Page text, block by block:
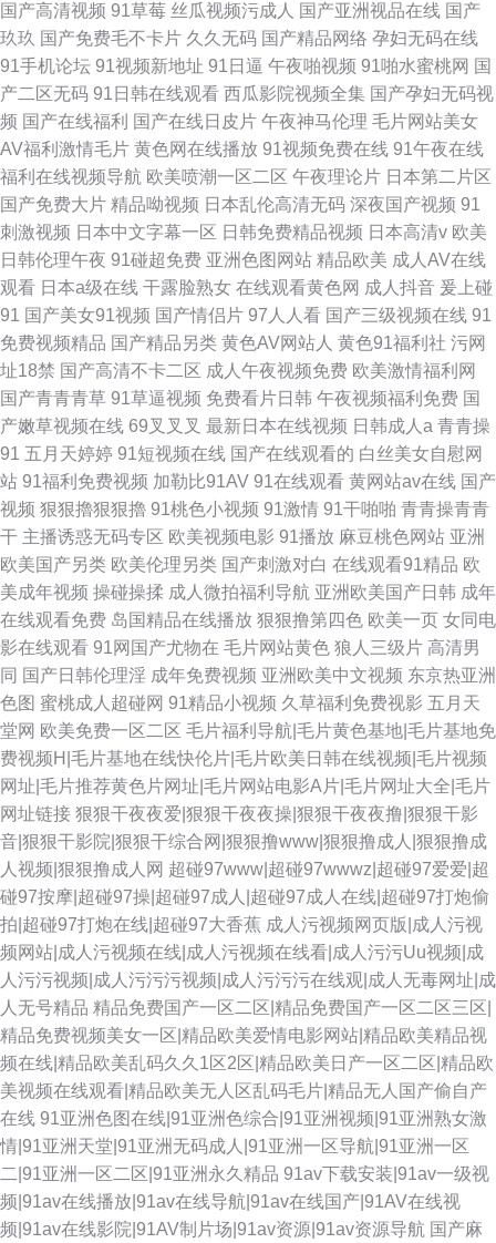
国产高清视频 91草莓 丝瓜视频污成人 国产亚洲视品在线 国产
玖玖 国产免费毛不卡片 久久无码 国产精品网络 孕妇无码在线
91手机论坛 91视频新地址 91日逼 午夜啪视频 91啪水蜜桃网 国
产二区无码 91日韩在线观看 西瓜影院视频全集 国产孕妇无码视
频 国产在线福利 国产在线日皮片 午夜神马伦理 毛片网站美女
AV福利激情毛片 黄色网在线播放 91视频免费在线 91午夜在线
福利在线视频导航 欧美喷潮一区二区 午夜理论片 日本第二片区
国产免费大片 精品呦视频 日本乱伦高清无码 深夜国产视频 91
刺激视频 日本中文字幕一区 日韩免费精品视频 日本高清v 欧美
日韩伦理午夜 91碰超免费 亚洲色图网站 精品欧美 成人AV在线
观看 日本a级在线 干露脸熟女 在线观看黄色网 成人抖音 爰上碰
91 国产美女91视频 国产情侣片 97人人看 国产三级视频在线 91
免费视频精品 国产精品另类 黄色AV网站人 黄色91福利社 污网
址18禁 国产高清不卡二区 成人午夜视频免费 欧美激情福利网
国产青青青草 91草逼视频 免费看片日韩 午夜视频福利免费 国
产嫩草视频在线 69叉叉叉 最新日本在线视频 日韩成人a 青青操
91 五月天婷婷 91短视频在线 国产在线观看的 白丝美女自慰网
站 91福利免费视频 加勒比91AV 91在线观看 黄网站av在线 国产
视频 狠狠擼狠狠擼 91桃色小视频 91激情 91干啪啪 青青操青青
干 主播诱惑无码专区 欧美视频电影 91播放 麻豆桃色网站 亚洲
欧美国产另类 欧美伦理另类 国产刺激对白 在线观看91精品 欧
美成年视频 操碰操揉 成人微拍福利导航 亚洲欧美国产日韩 成年
在线观看免费 岛国精品在线播放 狠狠撸第四色 欧美一页 女同电
影在线观看 91网国产尤物在 毛片网站黄色 狼人三级片 高清男
同 国产日韩伦理淫 成年免费视频 亚洲欧美中文视频 东京热亚洲
色图 蜜桃成人超碰网 91精品小视频 久草福利免费视影 五月天
堂网 欧美免费一区二区 毛片福利导航|毛片黄色基地|毛片基地免
费视频H|毛片基地在线快伦片|毛片欧美日韩在线视频|毛片视频
网址|毛片推荐黄色片网址|毛片网站电影A片|毛片网址大全|毛片
网址链接 狠狠干夜夜爱|狠狠干夜夜操|狠狠干夜夜撸|狠狠干影
音|狠狠干影院|狠狠干综合网|狠狠撸www|狠狠撸成人|狠狠撸成
人视频|狠狠撸成人网 超碰97www|超碰97wwwz|超碰97爱爱|超
碰97按摩|超碰97操|超碰97成人|超碰97成人在线|超碰97打炮偷
拍|超碰97打炮在线|超碰97大香蕉 成人污视频网页版|成人污视
频网站|成人污视频在线|成人污视频在线看|成人污污Uu视频|成
人污污视频|成人污污污视频|成人污污污在线观|成人无毒网址|成
人无号精品 精品免费国产一区二区|精品免费国产一区二区三区|
精品免费视频美女一区|精品欧美爱情电影网站|精品欧美精品视
频在线|精品欧美乱码久久1区2区|精品欧美日产一区二区|精品欧
美视频在线观看|精品欧美无人区乱码毛片|精品无人国产偷自产
在线 91亚洲色图在线|91亚洲色综合|91亚洲视频|91亚洲熟女激
情|91亚洲天堂|91亚洲无码成人|91亚洲一区导航|91亚洲一区
二|91亚洲一区二区|91亚洲永久精品 91av下载安装|91av一级视
频|91av在线播放|91av在线导航|91av在线国产|91AV在线视
频|91av在线影院|91AV制片场|91av资源|91av资源导航 国产麻